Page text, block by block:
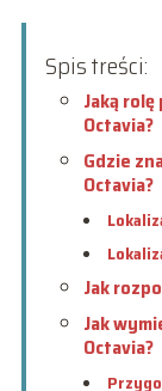
Spis treści:
Jaką
Octavia?
Gdzie
Octavia?
Jak
Jak
Octavia?